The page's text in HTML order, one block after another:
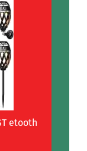
etooth